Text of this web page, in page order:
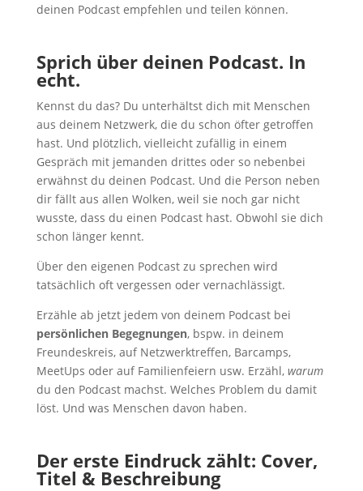
deinen Podcast empfehlen und teilen können.
Sprich über deinen Podcast. In
echt.
Kennst du das? Du unterhältst dich mit Menschen
aus deinem Netzwerk, die du schon öfter getroffen
hast. Und plötzlich, vielleicht zufällig in einem
Gespräch mit jemanden drittes oder so nebenbei
erwähnst du deinen Podcast. Und die Person neben
dir fällt aus allen Wolken, weil sie noch gar nicht
wusste, dass du einen Podcast hast. Obwohl sie dich
schon länger kennt.
Über den eigenen Podcast zu sprechen wird
tatsächlich oft vergessen oder vernachlässigt.
Erzähle ab jetzt jedem von deinem Podcast bei
persönlichen Begegnungen, bspw. in deinem
Freundeskreis, auf Netzwerktreffen, Barcamps,
MeetUps oder auf Familienfeiern usw. Erzähl, warum
du den Podcast machst. Welches Problem du damit
löst. Und was Menschen davon haben.
Der erste Eindruck zählt: Cover,
Titel & Beschreibung